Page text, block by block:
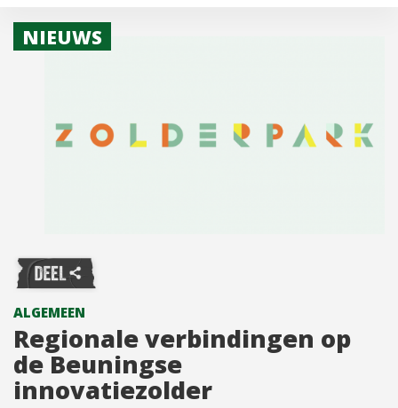
NIEUWS
ALGEMEEN
Regionale verbindingen op
de Beuningse
innovatiezolder